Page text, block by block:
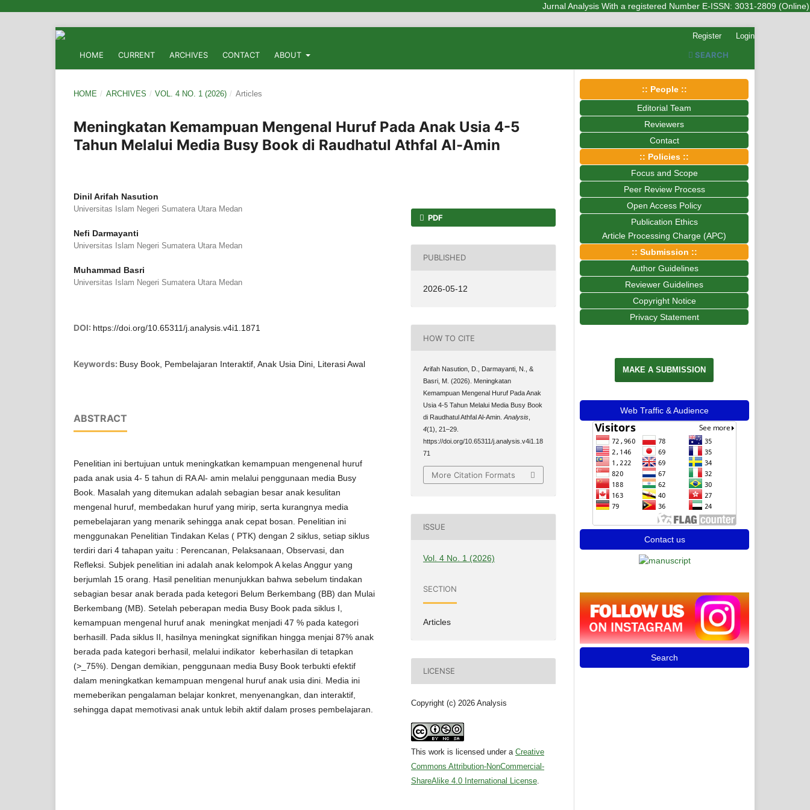
Jurnal Analysis With a registered Number E-ISSN: 3031-2809 (Online)
HOME CURRENT ARCHIVES CONTACT ABOUT SEARCH
Register Login
HOME / ARCHIVES / VOL. 4 NO. 1 (2026) / Articles
Meningkatan Kemampuan Mengenal Huruf Pada Anak Usia 4-5
Tahun Melalui Media Busy Book di Raudhatul Athfal Al-Amin
Dinil Arifah Nasution
Universitas Islam Negeri Sumatera Utara Medan
Nefi Darmayanti
Universitas Islam Negeri Sumatera Utara Medan
Muhammad Basri
Universitas Islam Negeri Sumatera Utara Medan
DOI: https://doi.org/10.65311/j.analysis.v4i1.1871
Keywords: Busy Book, Pembelajaran Interaktif, Anak Usia Dini, Literasi Awal
ABSTRACT
Penelitian ini bertujuan untuk meningkatkan kemampuan mengenenal huruf
pada anak usia 4- 5 tahun di RA Al- amin melalui penggunaan media Busy
Book. Masalah yang ditemukan adalah sebagian besar anak kesulitan
mengenal huruf, membedakan huruf yang mirip, serta kurangnya media
pemebelajaran yang menarik sehingga anak cepat bosan. Penelitian ini
menggunakan Penelitian Tindakan Kelas ( PTK) dengan 2 siklus, setiap siklus
terdiri dari 4 tahapan yaitu : Perencanan, Pelaksanaan, Observasi, dan
Refleksi. Subjek penelitian ini adalah anak kelompok A kelas Anggur yang
berjumlah 15 orang. Hasil penelitian menunjukkan bahwa sebelum tindakan
sebagian besar anak berada pada ketegori Belum Berkembang (BB) dan Mulai
Berkembang (MB). Setelah peberapan media Busy Book pada siklus I,
kemampuan mengenal huruf anak meningkat menjadi 47 % pada kategori
berhasill. Pada siklus II, hasilnya meningkat signifikan hingga menjai 87% anak
berada pada kategori berhasil, melalui indikator keberhasilan di tetapkan
(>_75%). Dengan demikian, penggunaan media Busy Book terbukti efektif
dalam meningkatkan kemampuan mengenal huruf anak usia dini. Media ini
memeberikan pengalaman belajar konkret, menyenangkan, dan interaktif,
sehingga dapat memotivasi anak untuk lebih aktif dalam proses pembelajaran.
PDF
PUBLISHED
2026-05-12
HOW TO CITE
Arifah Nasution, D., Darmayanti, N., &
Basri, M. (2026). Meningkatan
Kemampuan Mengenal Huruf Pada Anak
Usia 4-5 Tahun Melalui Media Busy Book
di Raudhatul Athfal Al-Amin.Analysis
4(1), 21–29.
https://doi.org/10.65311/j.analysis.v4i1.18
71
More Citation Formats
ISSUE
Vol. 4 No. 1 (2026)
SECTION
Articles
LICENSE
Copyright (c) 2026 Analysis
This work is licensed under a Creative
Commons Attribution-NonCommercial-
ShareAlike 4.0 International License
:: People ::
Editorial Team
Reviewers
Contact
:: Policies ::
Focus and Scope
Peer Review Process
Open Access Policy
Publication Ethics
Article Processing Charge (APC)
:: Submission ::
Author Guidelines
Reviewer Guidelines
Copyright Notice
Privacy Statement
MAKE A SUBMISSION
Web Traffic & Audience
Contact us
Search